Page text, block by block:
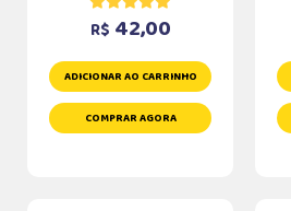
R$ 42,00
ADICIONAR AO CARRINHO
COMPRAR AGORA